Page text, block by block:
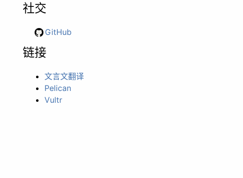
社交
GitHub
链接
文言文翻译
Pelican
Vultr